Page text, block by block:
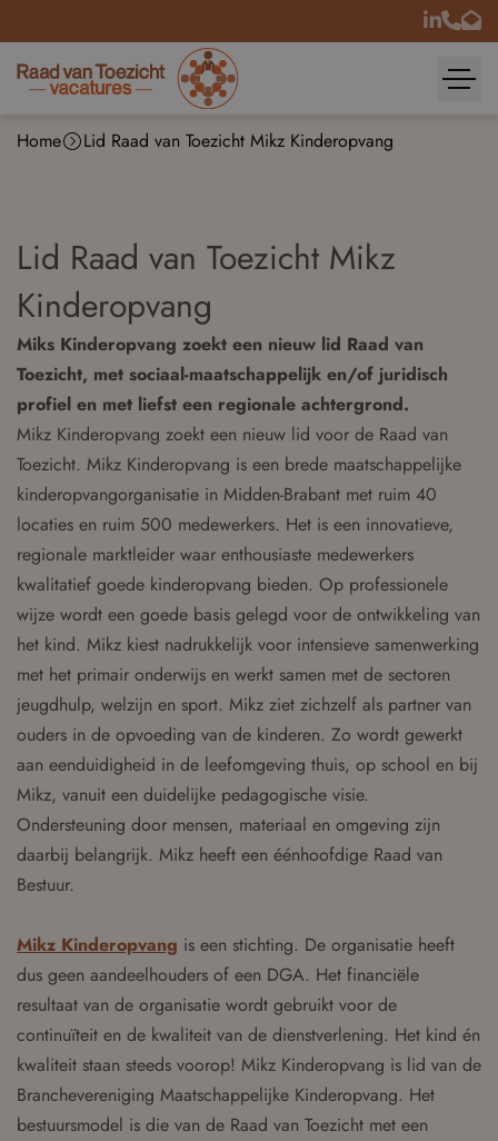
Home Lid Raad van Toezicht Mikz Kinderopvang
Lid Raad van Toezicht Mikz
Kinderopvang
Miks Kinderopvang zoekt een nieuw lid Raad van
Toezicht, met sociaal-maatschappelijk en/of juridisch
profiel en met liefst een regionale achtergrond.
Mikz Kinderopvang zoekt een nieuw lid voor de Raad van
Toezicht. Mikz Kinderopvang is een brede maatschappelijke
kinderopvangorganisatie in Midden-Brabant met ruim 40
locaties en ruim 500 medewerkers. Het is een innovatieve,
regionale marktleider waar enthousiaste medewerkers
kwalitatief goede kinderopvang bieden. Op professionele
wijze wordt een goede basis gelegd voor de ontwikkeling van
het kind. Mikz kiest nadrukkelijk voor intensieve samenwerking
met het primair onderwijs en werkt samen met de sectoren
jeugdhulp, welzijn en sport. Mikz ziet zichzelf als partner van
ouders in de opvoeding van de kinderen. Zo wordt gewerkt
aan eenduidigheid in de leefomgeving thuis, op school en bij
Mikz, vanuit een duidelijke pedagogische visie.
Ondersteuning door mensen, materiaal en omgeving zijn
daarbij belangrijk. Mikz heeft een éénhoofdige Raad van
Bestuur.
Mikz Kinderopvang is een stichting. De organisatie heeft
dus geen aandeelhouders of een DGA. Het financiële
resultaat van de organisatie wordt gebruikt voor de
continuïteit en de kwaliteit van de dienstverlening. Het kind én
kwaliteit staan steeds voorop! Mikz Kinderopvang is lid van de
Branchevereniging Maatschappelijke Kinderopvang. Het
bestuursmodel is die van de Raad van Toezicht met een